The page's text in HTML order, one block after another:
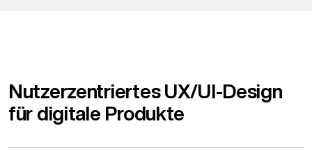
Nutzerzentriertes UX/UI-Design
für digitale Produkte